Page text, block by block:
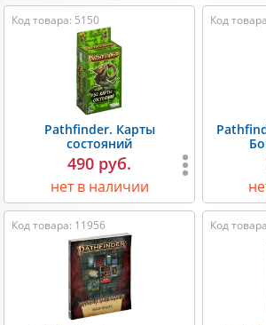
Код товара: 5150
Pathfinder. Карты
состояний
490 руб.
нет в наличии
Код
Код товара: 11956 Код